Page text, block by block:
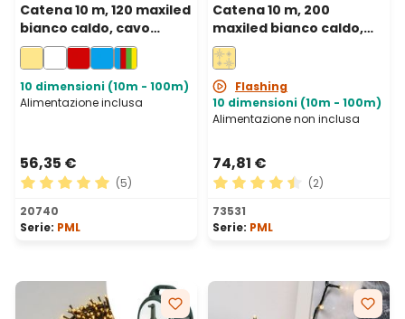
Catena 10 m, 120 maxiled
bianco caldo, cavo
verde, prolungabile, IP67
10 dimensioni (10m - 100m)
Alimentazione inclusa
56,35 €
Valutazione media di 5 su 5 stelle
(5)
20740
Serie: PML
Catena 10 m, 200
maxiled bianco caldo,
cavo verde,
prolungabile, IP67
Flashing
10 dimensioni (10m - 100m)
Alimentazione non inclusa
74,81 €
Valutazione media di 4.5
(2)
73531
Serie: PML